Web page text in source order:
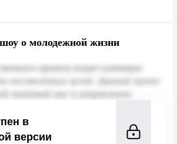
о молодежной жизни
в
версии